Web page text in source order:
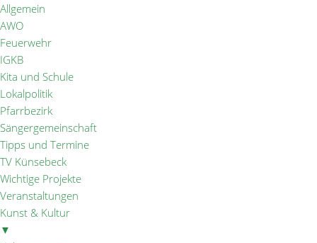
Allgemein
AWO
Feuerwehr
IGKB
Kita und Schule
Lokalpolitik
Pfarrbezirk
Sängergemeinschaft
Tipps und Termine
TV Künsebeck
Wichtige Projekte
Veranstaltungen
Kunst & Kultur
▼